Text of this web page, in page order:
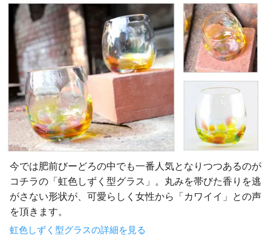
今では肥前びーどろの中でも一番人気となりつつあるのが
コチラの「虹色しずく型グラス」。丸みを帯びた香りを逃
がさない形状が、可愛らしく女性から「カワイイ」との声
を頂きます。
虹色しずく型グラスの詳細を見る